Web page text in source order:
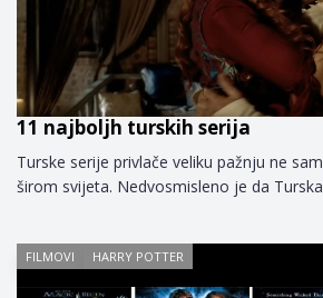
11 najboljh turskih serija
Turske serije privlače veliku pažnju ne
širom svijeta. Nedvosmisleno je da
FILMOVI HARRY POTTER